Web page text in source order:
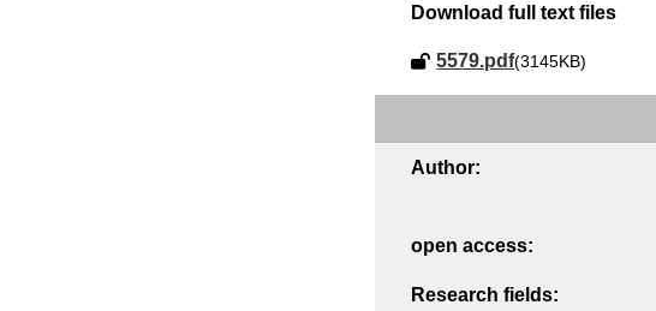
Download full text files
5579.pdf(3145KB)
Author:
open access:
Research fields: